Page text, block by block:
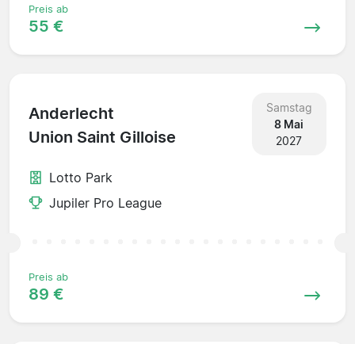
Preis ab
55 €
Anderlecht
Union Saint Gilloise
Samstag
8 Mai
2027
Lotto Park
Jupiler Pro League
Preis ab
89 €